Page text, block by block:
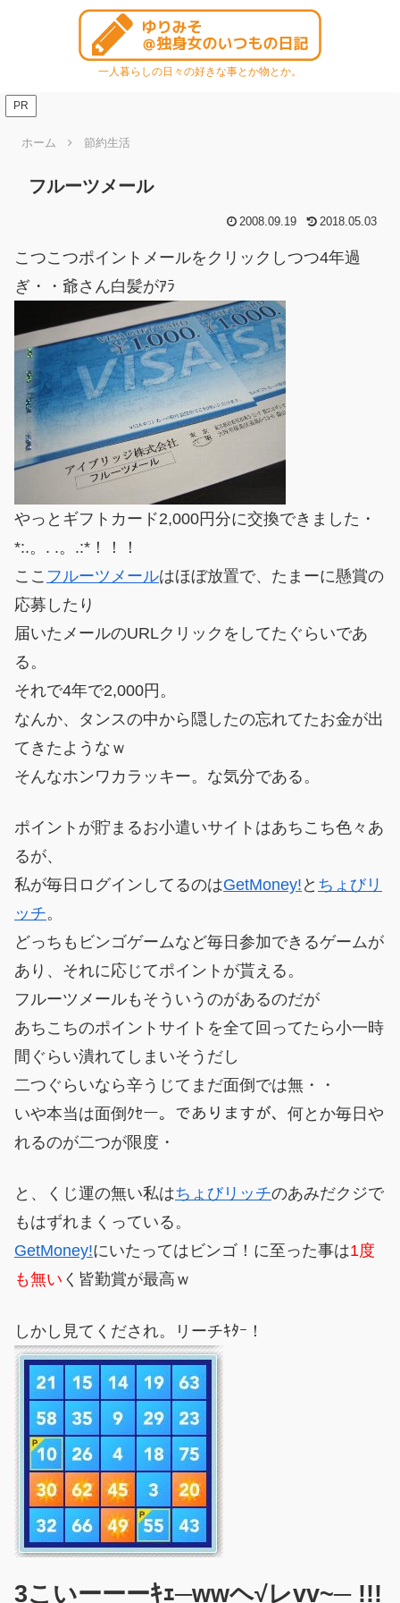
一人暮らしの日々の好きな事とか物とか。
PR
ホーム 節約生活
フルーツメール
2008.09.19 2018.05.03
こつこつポイントメールをクリックしつつ4年過
ぎ・・爺さん白髪がｱﾗ
やっとギフトカード2,000円分に交換できました・
*:.。. .。.:*！！！
ここ フルーツメールはほぼ放置で、たまーに懸賞の
応募したり
届いたメールのURLクリックをしてたぐらいであ
る。
それで4年で2,000円。
なんか、タンスの中から隠したの忘れてたお金が出
てきたようなｗ
そんなホンワカラッキー。な気分である。
ポイントが貯まるお小遣いサイトはあちこち色々あ
るが、
私が毎日ログインしてるのはGetMoney! と ちょびリ
ッチ。
どっちもビンゴゲームなど毎日参加できるゲームが
あり、それに応じてポイントが貰える。
フルーツメールもそういうのがあるのだが
あちこちのポイントサイトを全て回ってたら小一時
間ぐらい潰れてしまいそうだし
二つぐらいなら辛うじてまだ面倒では無・・
いや本当は面倒ｸｾー。でありますが、何とか毎日や
れるのが二つが限度・
と、くじ運の無い私はちょびリッチのあみだクジで
もはずれまくっている。
GetMoney!にいたってはビンゴ！に至った事は1度
も無い く皆勤賞が最高ｗ
しかし見てくだされ。リーチｷﾀｰ！
3こいーーーｷｪ─wwヘ√レvv~─ !!!